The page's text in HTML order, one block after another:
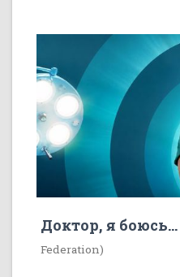
Доктор, я боюсь...
Federation)